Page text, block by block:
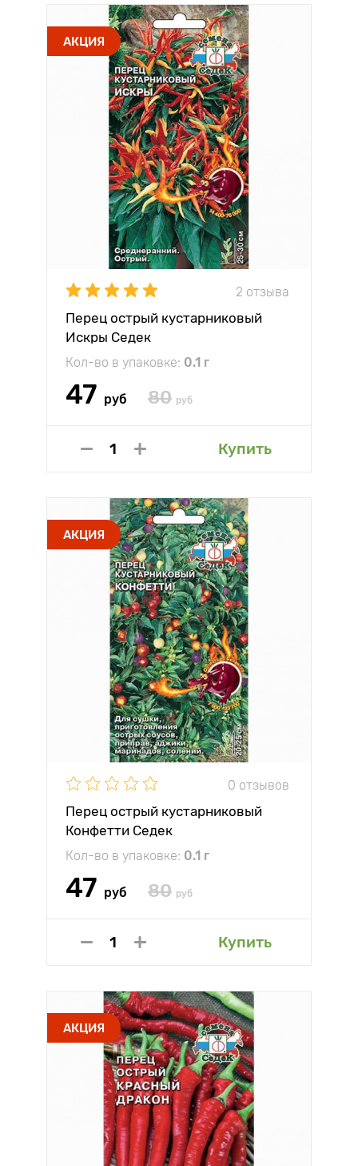
АКЦИЯ
2 отзыва
Перец острый кустарниковый
Искры Седек
Кол-во в упаковке: 0.1 г
47 руб 80 руб
Купить
АКЦИЯ
0 отзывов
Перец острый кустарниковый
Конфетти Седек
Кол-во в упаковке: 0.1 г
47 руб 80 руб
Купить
АКЦИЯ